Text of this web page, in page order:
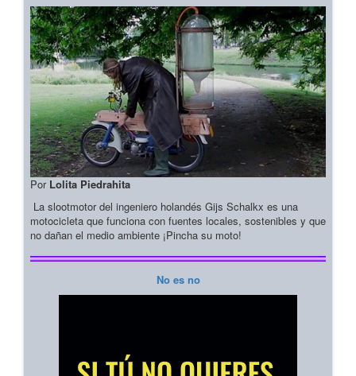
Por Lolita Piedrahita
La slootmotor del ingeniero holandés Gijs Schalkx es una
motocicleta que funciona con fuentes locales, sostenibles y que
no dañan el medio ambiente ¡Pincha su moto!
No es no